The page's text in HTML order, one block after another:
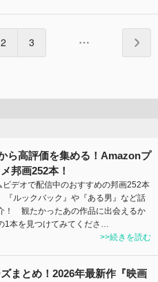
2 3
ら高評価を集める！Amazonプ
邦画252本！
デオで配信中のおすすめの邦画252本
『ルックバック』や『ある男』など話
！ 観たかったあの作品に出会えるか
1本を見つけてみてくださ…
>>続きを読む
まとめ！2026年最新作『映画